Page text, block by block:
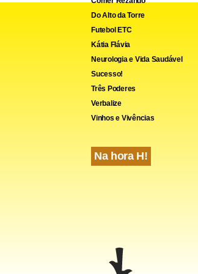
Do Alto da Torre
Futebol ETC
Kátia Flávia
Neurologia e Vida Saudável
Sucesso!
Três Poderes
Verbalize
Vinhos e Vivências
Na hora H!